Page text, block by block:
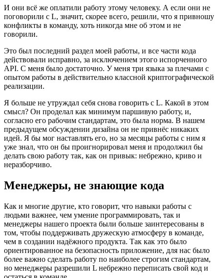
И они всё же оплатили работу этому человеку. А если они не
поговорили с L, значит, скорее всего, решили, что я привношу
конфликты в команду, хоть никогда мне об этом и не
говорили.
Это был последний раздел моей работы, и все части кода
действовали исправно, за исключением этого испорченного
API. С меня было достаточно. У меня три языка за плечами с
опытом работы в действительно классной криптографической
реализации.
Я больше не утруждал себя снова говорить с L. Какой в этом
смысл? Он проделал как минимум паршивую работу, и,
согласно его рабочим стандартам, это была норма. В нашем
предыдущем обсуждении дизайна он не привнёс никаких
идей. Я бы мог наставлять его, но за месяцы работы с ним я
уже знал, что он бы проигнорировал меня и продолжил бы
делать свою работу так, как он привык: небрежно, криво и
неразборчиво.
Менеджеры, не знающие кода
Как и многие другие, кто говорит, что навыки работы с
людьми важнее, чем умение программировать, так и
менеджеры нашего проекта были больше заинтересованы в
том, чтобы поддерживать дружескую атмосферу в команде,
чем в создании надёжного продукта. Так как это было
ориентированное на безопасность приложение, для нас было
более важно сделать работу по наиболее строгим стандартам,
но менеджеры разрешили L небрежно переписать свой код и